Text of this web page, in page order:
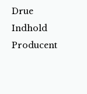
Drue
Indhold
Producent